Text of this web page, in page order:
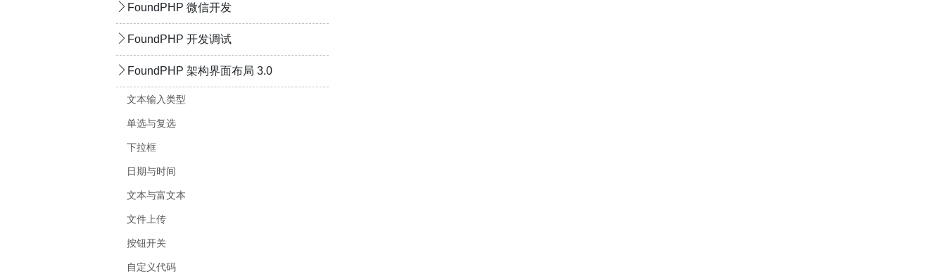
FoundPHP 微信开发
FoundPHP 开发调试
FoundPHP 架构界面布局 3.0
文本输入类型
单选与复选
下拉框
日期与时间
文本与富文本
文件上传
按钮开关
自定义代码